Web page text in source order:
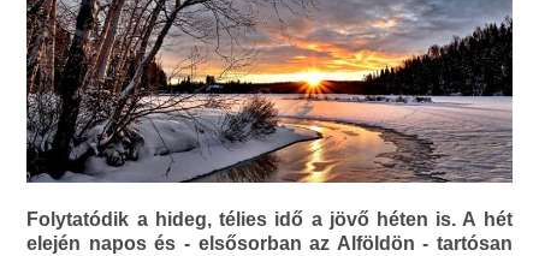
Folytatódik a hideg, télies idő a jövő héten is. A hét
elején napos és - elsősorban az Alföldön - tartósan